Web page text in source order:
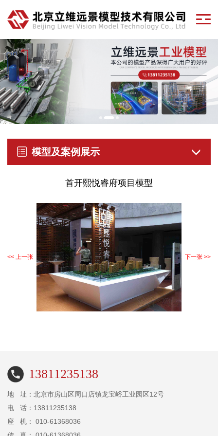
模型及案例展示
首开熙悦睿府项目模型
<< 上一张 下一张 >>
13811235138
地 址：北京市房山区周口店镇龙宝峪工业园区12号
电 话：13811235138
座 机： 010-61368036